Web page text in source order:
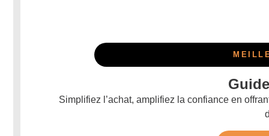
Simplifiez l’achat, amplifiez la confiance en